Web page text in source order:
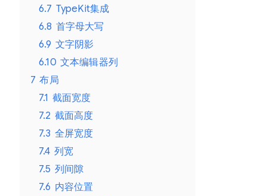
6.7 TypeKit集成
6.8 首字母大写
6.9 文字阴影
6.10 文本编辑器列
7 布局
7.1 截面宽度
7.2 截面高度
7.3 全屏宽度
7.4 列宽
7.5 列间隙
7.6 内容位置